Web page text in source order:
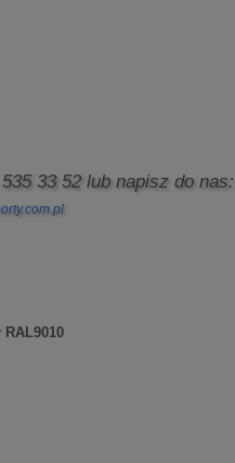
33 52lub napisz do nas:
RAL9010